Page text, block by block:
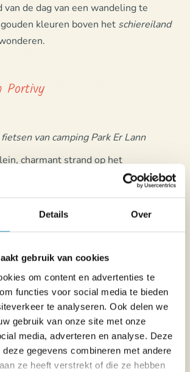
Details Over
gebruik van cookies
om content en advertenties te
functies voor social media te bieden
te analyseren. Ook delen we
gebruik van onze site met onze
media, adverteren en analyse. Deze
deze gegevens combineren met andere
ze heeft verstrekt of die ze hebben
van de dag van een wandeling te
kleuren boven het schiereiland
Portivy
van camping Park Er Lann
charmant strand op het
, ideaal om even lekker te
de kust. Met zijn turquoise water,
en ongerepte landschappen is het